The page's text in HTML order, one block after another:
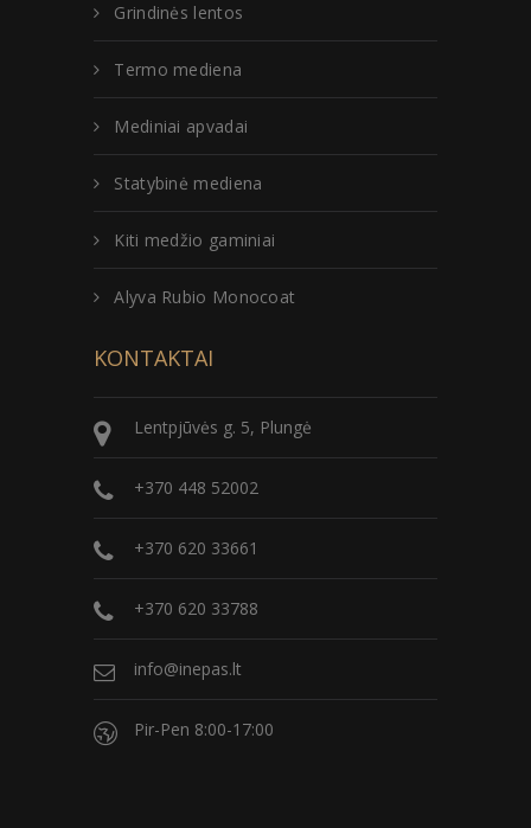
Grindinės lentos
Termo mediena
Mediniai apvadai
Statybinė mediena
Kiti medžio gaminiai
Alyva Rubio Monocoat
KONTAKTAI
Lentpjūvės g. 5, Plungė
+370 448 52002
+370 620 33661
+370 620 33788
info@inepas.lt
Pir-Pen 8:00-17:00